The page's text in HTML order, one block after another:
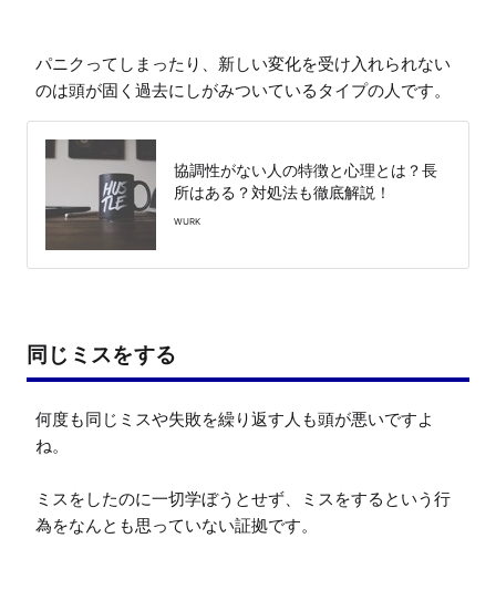
パニクってしまったり、新しい変化を受け入れられない
協調性がない人の特徴と心理とは？長
所はある？対処法も徹底解説！
WURK
同じミスをする
何度も同じミスや失敗を繰り返す人も頭が悪いですよ
ね。
ミスをしたのに一切学ぼうとせず、ミスをするという行
為をなんとも思っていない証拠です。